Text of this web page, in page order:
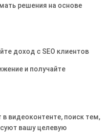
решения на основе
доход с SEO клиентов
и получайте
в видеоконтенте, поиск тем,
вашу целевую